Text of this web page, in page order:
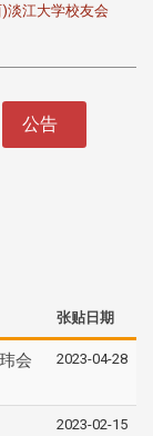
淡江大学校友会
公告
张贴日期
会
2023-04-28
2023-02-15